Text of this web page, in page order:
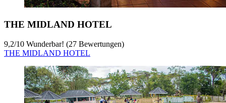
THE MIDLAND HOTEL
9,2/10 Wunderbar! (27 Bewertungen)
THE MIDLAND HOTEL